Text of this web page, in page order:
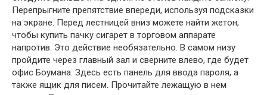
Перепрыгните препятствие впереди, используя подсказки
на экране. Перед лестницей вниз можете найти жетон,
чтобы купить пачку сигарет в торговом аппарате
напротив. Это действие необязательно. В самом низу
пройдите через главный зал и сверните влево, где будет
офис Боумана. Здесь есть панель для ввода пароля, а
также ящик для писем. Прочитайте лежащую в нем